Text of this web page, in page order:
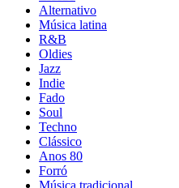
Alternativo
Música latina
R&B
Oldies
Jazz
Indie
Fado
Soul
Techno
Clássico
Anos 80
Forró